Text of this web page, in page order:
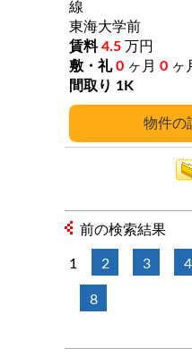
線
東海大学前
4.5 万円
0 ヶ月 0 ヶ
1K
前の検索結果
1 2 3 4
8